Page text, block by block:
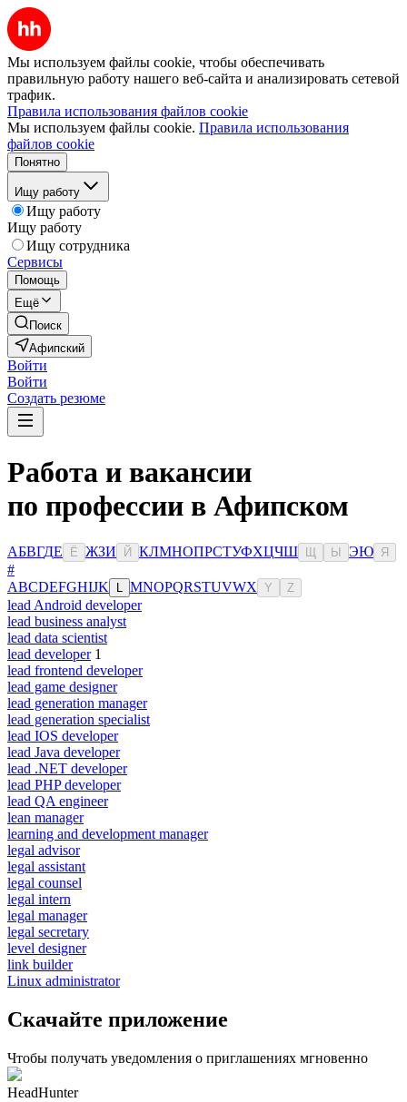
Мы используем файлы cookie, чтобы обеспечивать
правильную работу нашего веб-сайта и анализировать сетевой
трафик.
Правила использования файлов cookie
Мы используем файлы cookie. Правила использования
файлов cookie
Понятно
Ищу работу
Ищу работу
Ищу работу
Ищу сотрудника
Сервисы
Помощь
Ещё
Поиск
Афипский
Войти
Войти
Создать резюме
Работа и вакансии
по профессии в Афипском
АБВГДЕ Ё ЖЗИ Й КЛМНОПРСТУФХЦЧШ Ы ЭЮ Я
#
ABCDEFGHIJK MNOPQRSTUVWX Y Z
lead Android developer
lead business analyst
lead data scientist
lead developer 1
lead frontend developer
lead game designer
lead generation manager
lead generation specialist
lead IOS developer
lead Java developer
lead .NET developer
lead PHP developer
lead QA engineer
lean manager
learning and development manager
legal advisor
legal assistant
legal counsel
legal intern
legal manager
legal secretary
level designer
link builder
Linux administrator
Скачайте приложение
Чтобы получать уведомления о приглашениях мгновенно
HeadHunter